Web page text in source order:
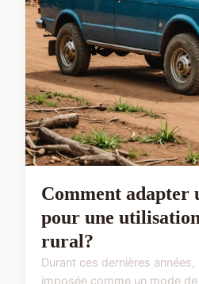
Comment adapter
pour une
rural?
Durant ces dernières
imposée comme un mode